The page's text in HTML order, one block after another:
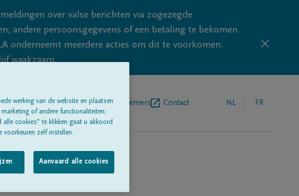
over valse berichten via zogezegde
andere persoonsgegevens of een betaling te bekomen.
onderneemt meerdere acties om dit te voorkomen.
waakzaam.
Over onsBegrafenisondernemers Contact NL FR
werking van de website en plaatsen
of andere functionaliteiten;
cookies” te klikken gaat u akkoord
zelf instellen.
Aanvaard alle cookies